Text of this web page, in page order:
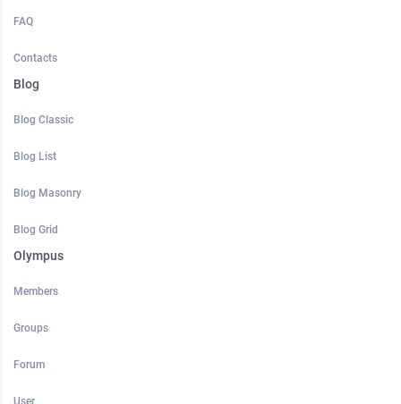
FAQ
Contacts
Blog
Blog Classic
Blog List
Blog Masonry
Blog Grid
Olympus
Members
Groups
Forum
User